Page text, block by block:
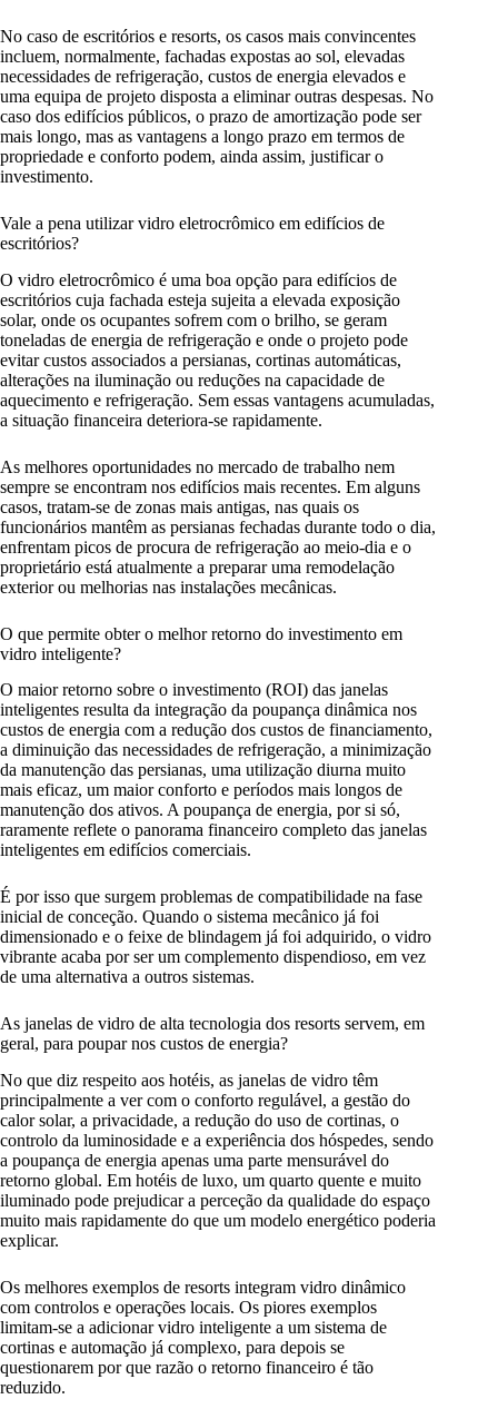
No caso de escritórios e resorts, os casos mais convincentes
incluem, normalmente, fachadas expostas ao sol, elevadas
necessidades de refrigeração, custos de energia elevados e
uma equipa de projeto disposta a eliminar outras despesas. No
caso dos edifícios públicos, o prazo de amortização pode ser
mais longo, mas as vantagens a longo prazo em termos de
propriedade e conforto podem, ainda assim, justificar o
investimento.
Vale a pena utilizar vidro eletrocrômico em edifícios de
escritórios?
O vidro eletrocrômico é uma boa opção para edifícios de
escritórios cuja fachada esteja sujeita a elevada exposição
solar, onde os ocupantes sofrem com o brilho, se geram
toneladas de energia de refrigeração e onde o projeto pode
evitar custos associados a persianas, cortinas automáticas,
alterações na iluminação ou reduções na capacidade de
aquecimento e refrigeração. Sem essas vantagens acumuladas,
a situação financeira deteriora-se rapidamente.
As melhores oportunidades no mercado de trabalho nem
sempre se encontram nos edifícios mais recentes. Em alguns
casos, tratam-se de zonas mais antigas, nas quais os
funcionários mantêm as persianas fechadas durante todo o dia,
enfrentam picos de procura de refrigeração ao meio-dia e o
proprietário está atualmente a preparar uma remodelação
exterior ou melhorias nas instalações mecânicas.
O que permite obter o melhor retorno do investimento em
vidro inteligente?
O maior retorno sobre o investimento (ROI) das janelas
inteligentes resulta da integração da poupança dinâmica nos
custos de energia com a redução dos custos de financiamento,
a diminuição das necessidades de refrigeração, a minimização
da manutenção das persianas, uma utilização diurna muito
mais eficaz, um maior conforto e períodos mais longos de
manutenção dos ativos. A poupança de energia, por si só,
raramente reflete o panorama financeiro completo das janelas
inteligentes em edifícios comerciais.
É por isso que surgem problemas de compatibilidade na fase
inicial de conceção. Quando o sistema mecânico já foi
dimensionado e o feixe de blindagem já foi adquirido, o vidro
vibrante acaba por ser um complemento dispendioso, em vez
de uma alternativa a outros sistemas.
As janelas de vidro de alta tecnologia dos resorts servem, em
geral, para poupar nos custos de energia?
No que diz respeito aos hotéis, as janelas de vidro têm
principalmente a ver com o conforto regulável, a gestão do
calor solar, a privacidade, a redução do uso de cortinas, o
controlo da luminosidade e a experiência dos hóspedes, sendo
a poupança de energia apenas uma parte mensurável do
retorno global. Em hotéis de luxo, um quarto quente e muito
iluminado pode prejudicar a perceção da qualidade do espaço
muito mais rapidamente do que um modelo energético poderia
explicar.
Os melhores exemplos de resorts integram vidro dinâmico
com controlos e operações locais. Os piores exemplos
limitam-se a adicionar vidro inteligente a um sistema de
cortinas e automação já complexo, para depois se
questionarem por que razão o retorno financeiro é tão
reduzido.